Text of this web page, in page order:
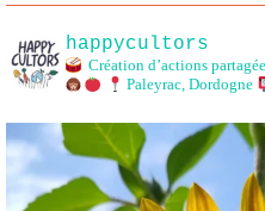
happycultors
Création d’actions
Paleyrac, Dordogne